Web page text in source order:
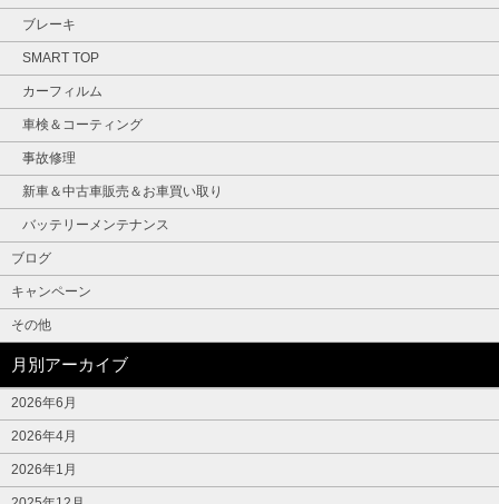
ブレーキ
SMART TOP
カーフィルム
車検＆コーティング
事故修理
新車＆中古車販売＆お車買い取り
バッテリーメンテナンス
ブログ
キャンペーン
その他
月別アーカイブ
2026年6月
2026年4月
2026年1月